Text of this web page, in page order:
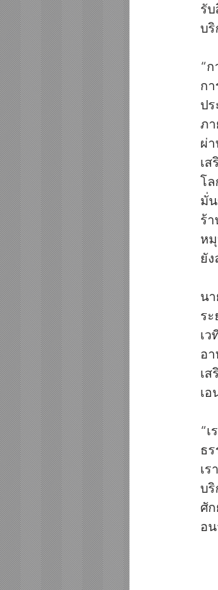
รั
บริ
“
ก
ป
ภ
ผ่
เ
โ
มั่
ร้
ห
ยั
น
ร
เ
อ
เ
เ
“
ธ
เ
บ
ศั
อ